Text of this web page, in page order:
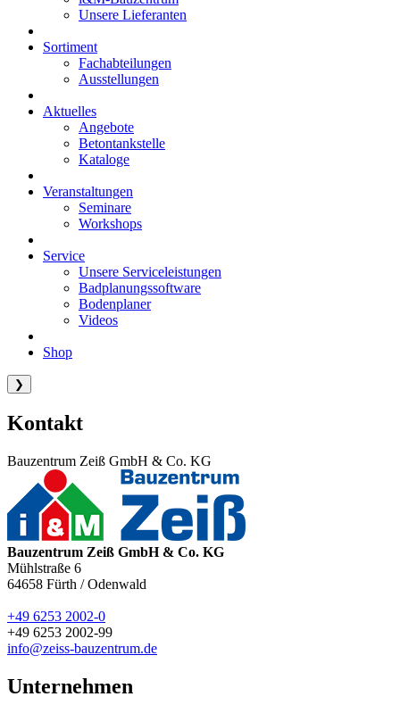
Unsere Lieferanten
Sortiment
Fachabteilungen
Ausstellungen
Aktuelles
Angebote
Betontankstelle
Kataloge
Veranstaltungen
Seminare
Workshops
Service
Unsere Serviceleistungen
Badplanungssoftware
Bodenplaner
Videos
Shop
❯
Kontakt
Bauzentrum Zeiß GmbH & Co. KG
Bauzentrum Zeiß GmbH & Co. KG
Mühlstraße 6
64658 Fürth / Odenwald
+49 6253 2002-0
+49 6253 2002-99
info@zeiss-bauzentrum.de
Unternehmen